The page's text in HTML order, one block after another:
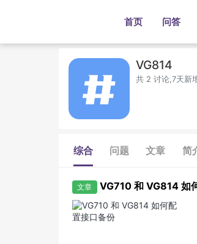
首页 问答
VG814
共 2 讨论,7天新
综合 问题 文章 简
文章 VG710 和 VG814 如